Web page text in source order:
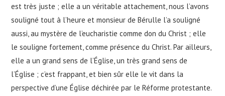
est très juste ; elle a un véritable attachement, nous l’avons
souligné tout à l’heure et monsieur de Bérulle l’a souligné
aussi, au mystère de l’eucharistie comme don du Christ ; elle
le souligne fortement, comme présence du Christ. Par ailleurs,
elle a un grand sens de l’Église, un très grand sens de
l’Église ; c’est frappant, et bien sûr elle le vit dans la
perspective d’une Église déchirée par le Réforme protestante.